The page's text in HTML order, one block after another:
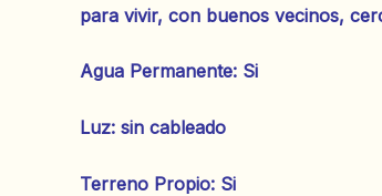
para vivir, con buenos vecinos,
‌Agua Permanente: Si
‌Luz: sin cableado
‌Terreno Propio: Si